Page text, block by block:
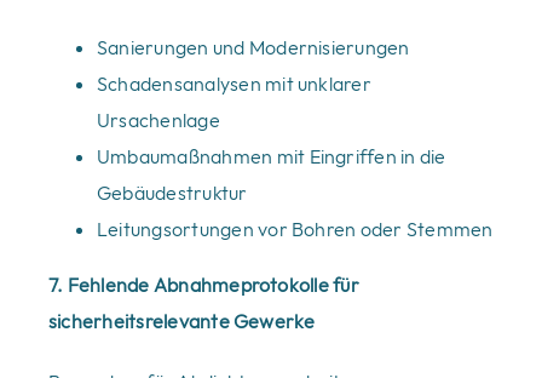
Sanierungen und Modernisierungen
Schadensanalysen mit unklarer
Ursachenlage
Umbaumaßnahmen mit Eingriffen in die
Gebäudestruktur
Leitungsortungen vor Bohren oder Stemmen
7. Fehlende Abnahmeprotokolle für
sicherheitsrelevante Gewerke